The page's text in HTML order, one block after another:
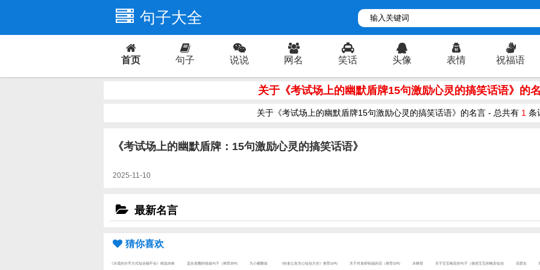
句子大全
首页 句子 说说 网名 笑话 头像 表情 祝福语
关于《考试场上的幽默盾牌15句激励心灵的搞笑话语》的
关于《考试场上的幽默盾牌15句激励心灵的搞笑话语》的名言 - 总共有 1 条
《考试场上的幽默盾牌：15句激励心灵的搞笑话语》
2025-11-10
最新名言
猜你喜欢
《冷漠的分手方式短信都不会》精选20条 适合发圈的祝福句子（推荐20句 凡亽總難捨 《给老公发关心短信大全》推荐10句 关于对老师祝福的话（推荐10句 冰裸替 关于宝宝晚安的句子（描述宝宝的晚安短信 花臂女